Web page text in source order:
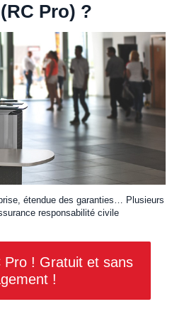
Pro) ?
étendue des garanties… Plusieurs
responsabilité civile
sans
!